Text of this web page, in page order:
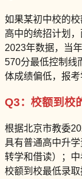
如果某初中校的
高中的统招计划
2023年数据，当
570分最低控制线
体成绩偏低，报考
Q3：校额到校
根据北京市教委
具有普通高中升
转学和借读）；
校额到校最低录